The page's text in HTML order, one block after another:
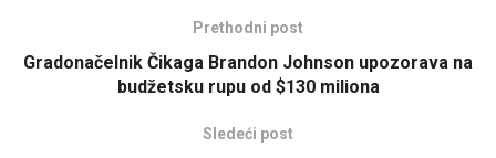
Prethodni post
Gradonačelnik Čikaga Brandon Johnson upozorava na
budžetsku rupu od $130 miliona
Sledeći post